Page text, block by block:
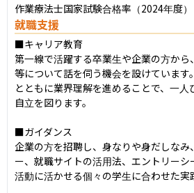
作業療法士国家試験合格率（2024年度
就職支援
■キャリア教育
第一線で活躍する卒業生や企業の方か
等について話を伺う機会を設けていま
とともに業界理解を進めることで、一
自立を図ります。
■ガイダンス
企業の方を招聘し、身なりや身だしなみ
ー、就職サイトの活用法、エントリー
活動に活かせる個々の学生に合わせた実